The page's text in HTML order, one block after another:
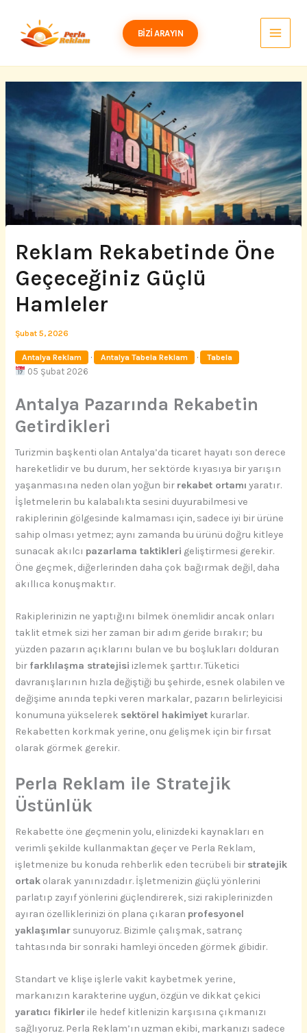
BIZI ARAYIN
Reklam Rekabetinde Öne
Geçeceğiniz Güçlü
Hamleler
Şubat 5, 2026
Antalya Reklam · Antalya Tabela Reklam · Tabela
05 Şubat 2026
Antalya Pazarında Rekabetin
Getirdikleri
Turizmin başkenti olan Antalya’da ticaret hayatı son derece
hareketlidir ve bu durum, her sektörde kıyasıya bir yarışın
yaşanmasına neden olan yoğun bir rekabet ortamı yaratır.
İşletmelerin bu kalabalıkta sesini duyurabilmesi ve
rakiplerinin gölgesinde kalmaması için, sadece iyi bir ürüne
sahip olması yetmez; aynı zamanda bu ürünü doğru kitleye
sunacak akılcı pazarlama taktikleri geliştirmesi gerekir.
Öne geçmek, diğerlerinden daha çok bağırmak değil, daha
akıllıca konuşmaktır.
Rakiplerinizin ne yaptığını bilmek önemlidir ancak onları
taklit etmek sizi her zaman bir adım geride bırakır; bu
yüzden pazarın açıklarını bulan ve bu boşlukları dolduran
bir farklılaşma stratejisi izlemek şarttır. Tüketici
davranışlarının hızla değiştiği bu şehirde, esnek olabilen ve
değişime anında tepki veren markalar, pazarın belirleyicisi
konumuna yükselerek sektörel hakimiyet kurarlar.
Rekabetten korkmak yerine, onu gelişmek için bir fırsat
olarak görmek gerekir.
Perla Reklam ile Stratejik
Üstünlük
Rekabette öne geçmenin yolu, elinizdeki kaynakları en
verimli şekilde kullanmaktan geçer ve Perla Reklam,
işletmenize bu konuda rehberlik eden tecrübeli bir stratejik
ortak olarak yanınızdadır. İşletmenizin güçlü yönlerini
parlatıp zayıf yönlerini güçlendirerek, sizi rakiplerinizden
ayıran özelliklerinizi ön plana çıkaran profesyonel
yaklaşımlar sunuyoruz. Bizimle çalışmak, satranç
tahtasında bir sonraki hamleyi önceden görmek gibidir.
Standart ve klişe işlerle vakit kaybetmek yerine,
markanızın karakterine uygun, özgün ve dikkat çekici
yaratıcı fikirler ile hedef kitlenizin karşısına çıkmanızı
sağlıyoruz. Perla Reklam’ın uzman ekibi, markanızı sadece